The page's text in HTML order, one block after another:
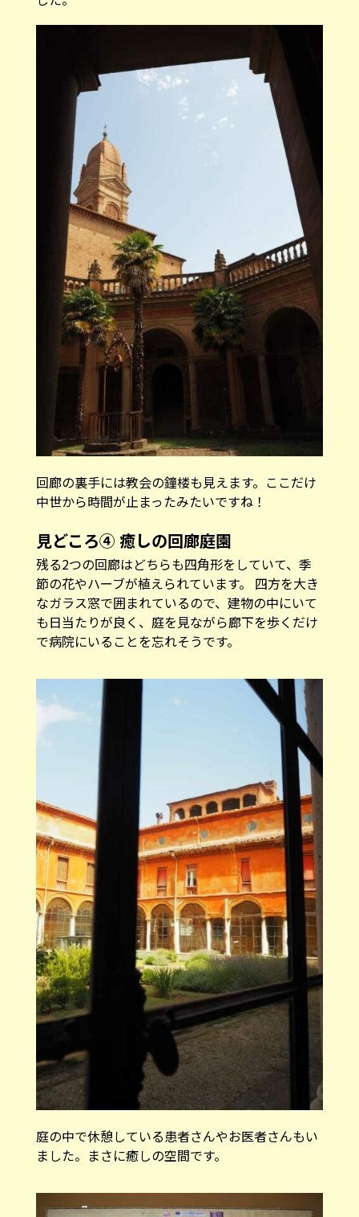
回廊の裏手には教会の鐘楼も見えます。ここだけ
中世から時間が止まったみたいですね！
見どころ④ 癒しの回廊庭園
残る2つの回廊はどちらも四角形をしていて、季
節の花やハーブが植えられています。 四方を大き
なガラス窓で囲まれているので、建物の中にいて
も日当たりが良く、庭を見ながら廊下を歩くだけ
で病院にいることを忘れそうです。
庭の中で休憩している患者さんやお医者さんもい
ました。まさに癒しの空間です。